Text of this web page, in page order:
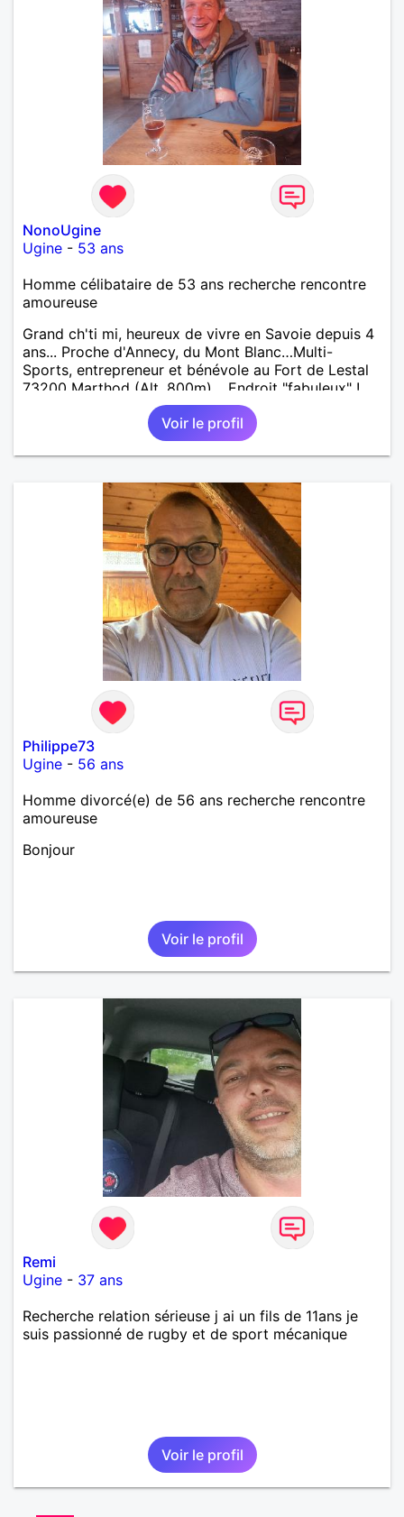
NonoUgine
Ugine - 53 ans
Homme célibataire de 53 ans recherche rencontre
amoureuse
Grand ch'ti mi, heureux de vivre en Savoie depuis 4
ans... Proche d'Annecy, du Mont Blanc…Multi-
Sports, entrepreneur et bénévole au Fort de Lestal
73200 Marthod (Alt. 800m)… Endroit "fabuleux" !…
Enquêtes et tu me trouveras !
Voir le profil
Philippe73
Ugine - 56 ans
Homme divorcé(e) de 56 ans recherche rencontre
amoureuse
Bonjour
Voir le profil
Remi
Ugine - 37 ans
Recherche relation sérieuse j ai un fils de 11ans je
suis passionné de rugby et de sport mécanique
Voir le profil